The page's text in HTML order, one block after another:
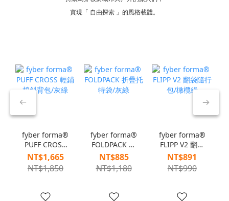
實現「 自由探索 」的風格載體。
fyber forma®
PUFF CROSS
輕鋪棉斜背包/
灰綠
NT$1,665
NT$1,850
fyber forma®
FOLDPACK 折
疊托特袋/灰綠
NT$885
NT$1,180
fyber forma®
FLIPP V2 翻袋
隨行包/橄欖綠
NT$891
NT$990